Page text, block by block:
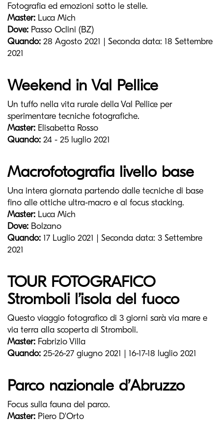
Fotografia ed emozioni sotto le stelle.
Master: Luca Mich
Dove: Passo Oclini (BZ)
Quando: 28 Agosto 2021 | Seconda data: 18 Settembre
2021
Weekend in Val Pellice
Un tuffo nella vita rurale della Val Pellice per
sperimentare tecniche fotografiche.
Master: Elisabetta Rosso
Quando: 24 - 25 luglio 2021
Macrofotografia livello base
Una intera giornata partendo dalle tecniche di base
fino alle ottiche ultra-macro e al focus stacking.
Master: Luca Mich
Dove: Bolzano
Quando: 17 Luglio 2021 | Seconda data: 3 Settembre
2021
TOUR FOTOGRAFICO
Stromboli l’isola del fuoco
Questo viaggio fotografico di 3 giorni sarà via mare e
via terra alla scoperta di Stromboli.
Master: Fabrizio Villa
Quando: 25-26-27 giugno 2021 | 16-17-18 luglio 2021
Parco nazionale d’Abruzzo
Focus sulla fauna del parco.
Master: Piero D'Orto